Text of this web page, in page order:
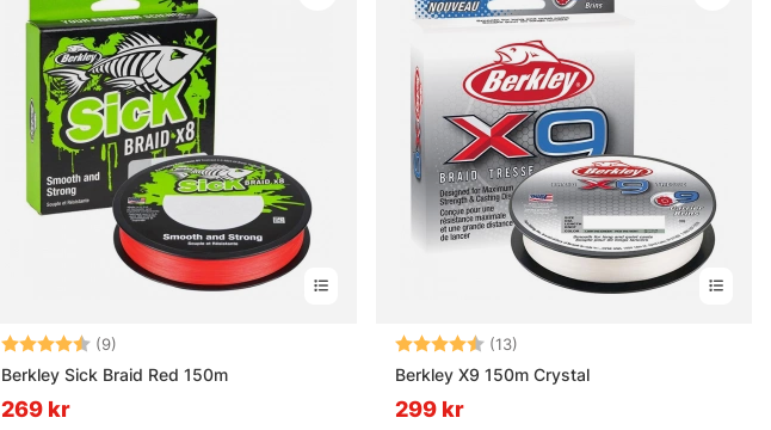
Betyg: (9)
Berkley Sick Braid Red 150m
269 kr
Betyg: (13)
Berkley X9 150m Crystal
299 kr